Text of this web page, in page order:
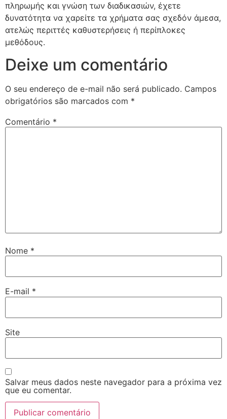
πληρωμής και γνώση των διαδικασιών, έχετε
δυνατότητα να χαρείτε τα χρήματα σας σχεδόν άμεσα,
ατελώς περιττές καθυστερήσεις ή περίπλοκες
μεθόδους.
Deixe um comentário
O seu endereço de e-mail não será publicado. Campos
obrigatórios são marcados com *
Comentário *
Nome *
E-mail *
Site
Salvar meus dados neste navegador para a próxima vez
que eu comentar.